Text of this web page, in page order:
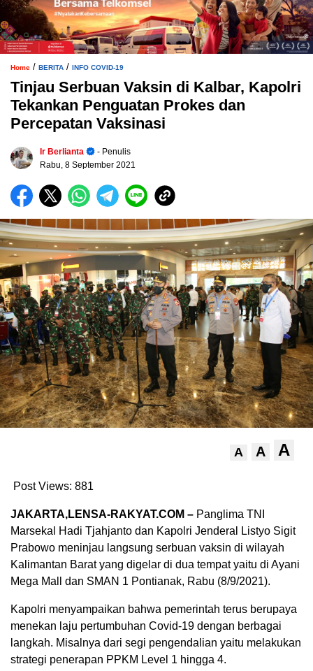
Home / BERITA / INFO COVID-19
Tinjau Serbuan Vaksin di Kalbar, Kapolri
Tekankan Penguatan Prokes dan
Percepatan Vaksinasi
Ir Berlianta
- Penulis
Rabu, 8 September 2021
A A A
Post Views: 881
JAKARTA,LENSA-RAKYAT.COM – Panglima TNI
Marsekal Hadi Tjahjanto dan Kapolri Jenderal Listyo Sigit
Prabowo meninjau langsung serbuan vaksin di wilayah
Kalimantan Barat yang digelar di dua tempat yaitu di Ayani
Mega Mall dan SMAN 1 Pontianak, Rabu (8/9/2021).
Kapolri menyampaikan bahwa pemerintah terus berupaya
menekan laju pertumbuhan Covid-19 dengan berbagai
langkah. Misalnya dari segi pengendalian yaitu melakukan
strategi penerapan PPKM Level 1 hingga 4.